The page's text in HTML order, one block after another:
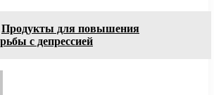
Продукты для повышения
с депрессией